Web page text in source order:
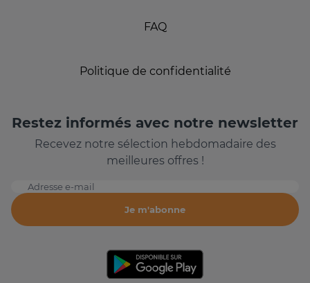
FAQ
Politique de confidentialité
Restez informés avec notre newsletter
Recevez notre sélection hebdomadaire des
meilleures offres !
Adresse e-mail
Je m'abonne